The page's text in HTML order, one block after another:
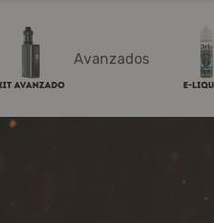
Avanzados